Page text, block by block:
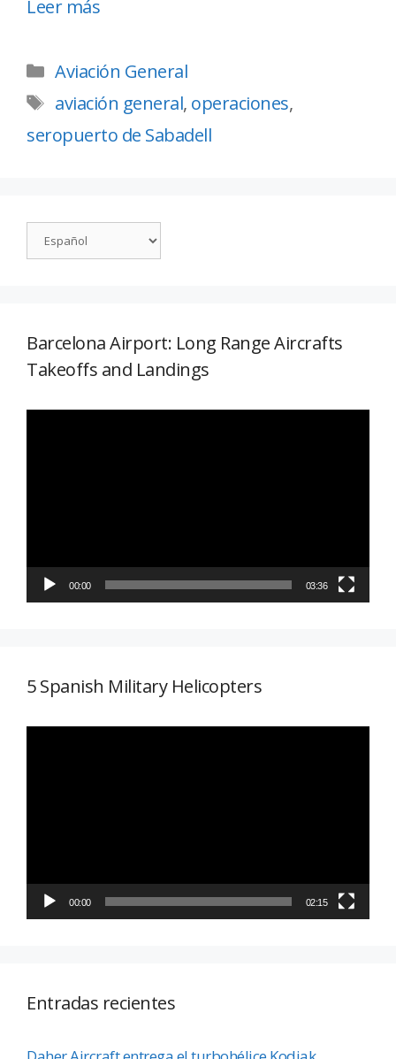
Leer más
Aviación General
aviación general, operaciones,
seropuerto de Sabadell
Barcelona Airport: Long Range Aircrafts
Takeoffs and Landings
00:00 03:36
5 Spanish Military Helicopters
00:00 02:15
Entradas recientes